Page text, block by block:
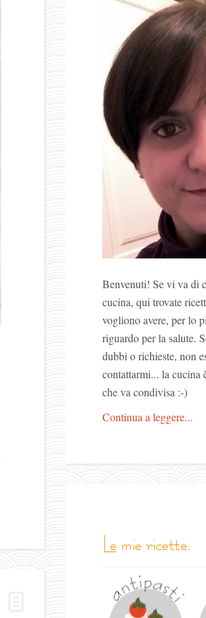
Benvenuti! Se vi va di
cucina, qui trovate
vogliono avere, per lo
riguardo per la salute.
dubbi o richieste, non
contattarmi... la cucina
che va condivisa :-)
Continua a leggere...
le mie ricette: